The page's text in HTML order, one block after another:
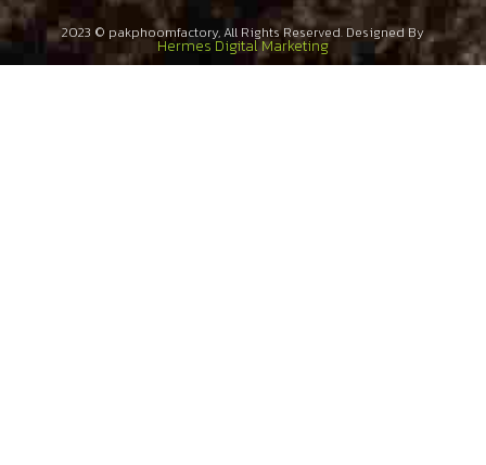
2023 © pakphoomfactory, All Rights Reserved. Designed By​
Hermes Digital Marketing